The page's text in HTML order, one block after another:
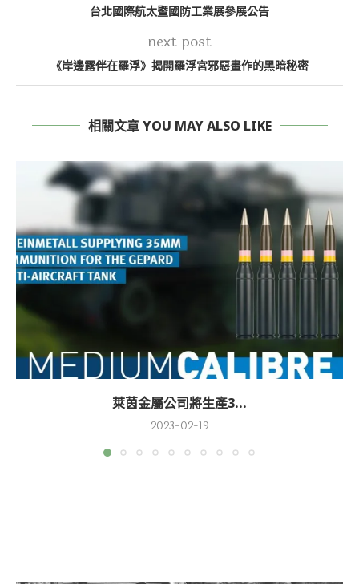
台北國際航太暨國防工業展參展公告
next post
《岸邊露伴在羅浮》揭開羅浮宮邪惡畫作的黑暗秘密
相關文章 YOU MAY ALSO LIKE
萊茵金屬公司將生產3...
2023-02-19